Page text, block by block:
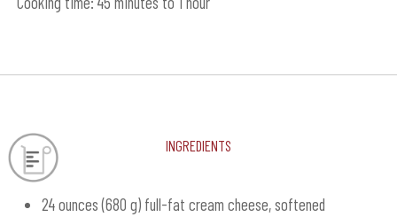
Ingredients
24 ounces (680 g) full-fat cream cheese, softened